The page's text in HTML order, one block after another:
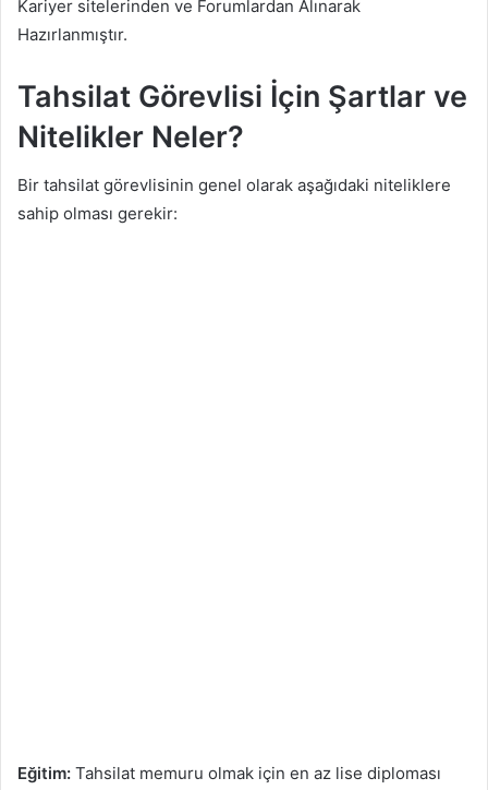
Kariyer sitelerinden ve Forumlardan Alınarak
Hazırlanmıştır.
Tahsilat Görevlisi İçin Şartlar ve
Nitelikler Neler?
Bir tahsilat görevlisinin genel olarak aşağıdaki niteliklere
sahip olması gerekir:
Eğitim: Tahsilat memuru olmak için en az lise diploması